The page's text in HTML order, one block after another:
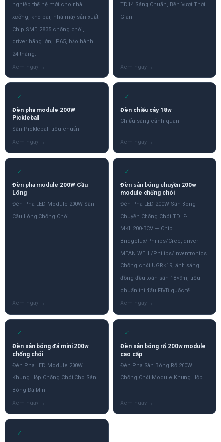
nghiệp thế hệ mới cho nhà
xưởng, kho bãi, nhà máy sản xuất.
Chip SMD 2835 chống chói,
driver hãng lớn, IP65, bảo hành
24 tháng.
TD14 Sáng Chuẩn, Bền Vượt Thời
Gian
✓
Đèn pha module 200W
Pickleball
Sân Pickleball tiêu chuẩn
✓
Đèn chiếu cây 18w
Chiếu sáng cảnh quan
✓
Đèn pha module 200W Cầu
Lông
Đèn Pha LED Module 200W Sân
Cầu Lông Chống Chói
✓
Đèn sân bóng chuyền 200w
module chống chói
Đèn Pha LED 200W Sân Bóng
Chuyền Chống Chói TDLF-
MKH200-BCV — Chip
Bridgelux/Philips/Cree, driver
MEAN WELL/Philips/Inventronics.
Chống chói UGR<19, ánh sáng
đồng đều toàn sân 18×9m, tiêu
chuẩn thi đấu FIVB quốc tế
✓
Đèn sân bóng đá mini 200w
chống chói
Đèn Pha LED Module 200W
Khung Hộp Chống Chói Cho Sân
Bóng Đá Mini
✓
Đèn sân bóng rổ 200w module
cao cấp
Đèn Pha Sân Bóng Rổ 200W
Chống Chói Module Khung Hộp
✓